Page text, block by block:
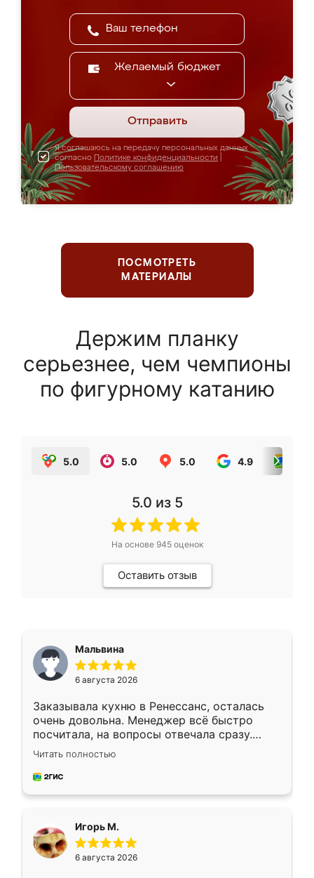
Желаемый бюджет
Отправить
Я соглашаюсь на передачу персональных данных
согласно Политике конфиденциальности
Пользовательскому соглашению
ПОСМОТРЕТЬ
МАТЕРИАЛЫ
Держим планку
серьезнее, чем чемпионы
по фигурному катанию
5.0 5.0 5.0 4.9
5.0 из 5
На основе 945оценок
Оставить отзыв
Мальвина
6 августа 2026
Заказывала кухню в Ренессанс, осталась
очень довольна. Менеджер всё быстро
посчитала, на вопросы отвечала сразу.
Замерщик приехал в субботу, подошёл к
делу со всей ответственностью. Собрали
за день, ребята работали аккуратно, даже
Читать полностью
Игорь М.
6 августа 2026